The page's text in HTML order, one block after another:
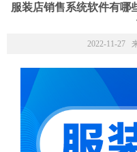
服装店销售系统软件有哪
2022-11-27